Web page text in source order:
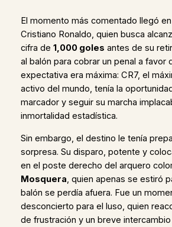
El momento más comentado llegó en
Cristiano Ronaldo, quien busca
cifra de 1,000 goles antes de su
al balón para cobrar un penal a favor
expectativa era máxima: CR7, el
activo del mundo, tenía la
marcador y seguir su marcha
inmortalidad estadística.
Sin embargo, el destino le tenía
sorpresa. Su disparo, potente y
en el poste derecho del arquero
Mosquera, quien apenas se estiró
balón se perdía afuera. Fue un
desconcierto para el luso, quien
de frustración y un breve